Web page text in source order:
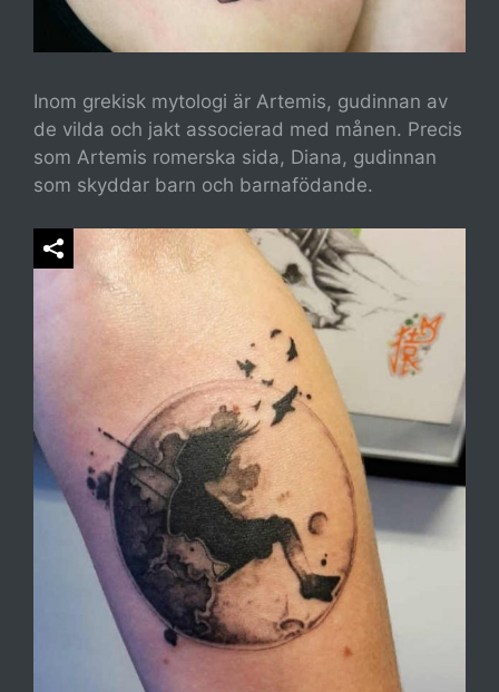
Inom grekisk mytologi är Artemis, gudinnan av
de vilda och jakt associerad med månen. Precis
som Artemis romerska sida, Diana, gudinnan
som skyddar barn och barnafödande.